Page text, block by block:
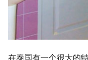
在泰国有一个很大